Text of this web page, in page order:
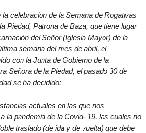
celebración de la Semana de Rogativas
Piedad, Patrona de Baza, que tiene lugar
del Señor (Iglesia Mayor) de la
semana del mes de abril, el
con la Junta de Gobierno de la
Señora de la Piedad, el pasado 30 de
se ha decidido:
actuales en las que nos
la pandemia de la Covid- 19, las cuales no
traslado (de ida y de vuelta) que debe